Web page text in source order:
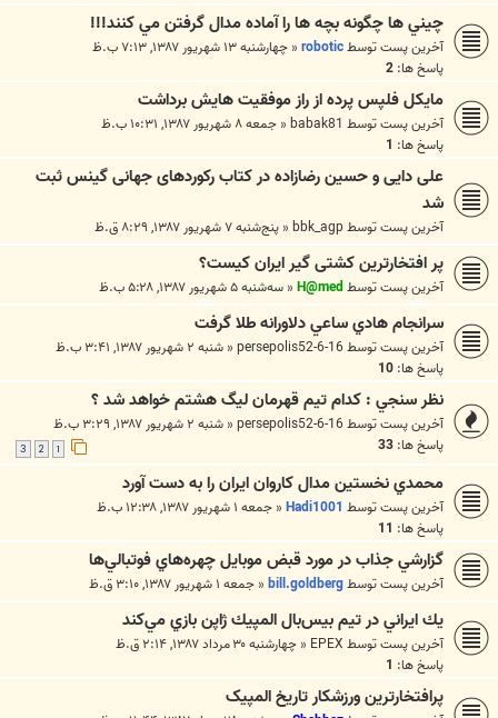
چيني ها چگونه بچه ها را آماده مدال گرفتن مي كنند!!!
آخرین پست توسطrobotic
« چهارشنبه ۱۳ شهریور ۱۳۸۷, ۷:۱۳ ب.ظ
پاسخ ها: 2
مايكل فلپس پرده از راز موفقيت هايش برداشت
آخرین پست توسطbabak81
« جمعه ۸ شهریور ۱۳۸۷, ۱۰:۳۱ ب.ظ
پاسخ ها: 1
علی دایی و حسین رضازاده در کتاب رکوردهای جهانی گینس ثبت
شد
آخرین پست توسطbbk_agp
« پنج‌شنبه ۷ شهریور ۱۳۸۷, ۸:۲۹ ق.ظ
پر افتخارترین کشتی گیر ایران کیست؟
آخرین پست توسطH@med
« سه‌شنبه ۵ شهریور ۱۳۸۷, ۵:۲۸ ب.ظ
سرانجام هادي ساعي دلاورانه طلا گرفت
آخرین پست توسطpersepolis52-6-16
« شنبه ۲ شهریور ۱۳۸۷, ۳:۴۱ ب.ظ
پاسخ ها: 10
نظر سنجي : كدام تيم قهرمان ليگ هشتم خواهد شد ؟
آخرین پست توسطpersepolis52-6-16
« شنبه ۲ شهریور ۱۳۸۷, ۳:۲۹ ب.ظ
پاسخ ها: 33
3
محمدي نخستين مدال كاروان ايران را به دست آورد
آخرین پست توسطHadi1001
« جمعه ۱ شهریور ۱۳۸۷, ۱۲:۳۸ ب.ظ
پاسخ ها: 11
گزارشي جذاب در مورد قبض موبايل چهره‌هاي فوتبالي‌ها
آخرین پست توسطbill.goldberg
« جمعه ۱ شهریور ۱۳۸۷, ۳:۱۰ ق.ظ
يك ايراني در تيم بيس‌بال المپيك ژاپن بازي مي‌كند
آخرین پست توسطEPEX
« چهارشنبه ۳۰ مرداد ۱۳۸۷, ۲:۱۴ ق.ظ
پاسخ ها: 1
پرافتخارترین ورزشکار تاریخ المپیک